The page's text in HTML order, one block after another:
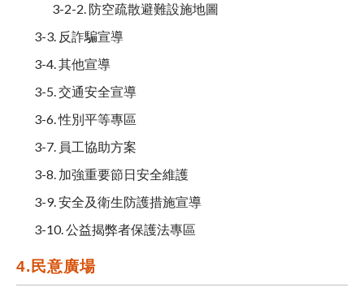
3-2-2. 防空疏散避難設施地圖
3-3. 反詐騙宣導
3-4. 其他宣導
3-5. 交通安全宣導
3-6. 性別平等專區
3-7. 員工協助方案
3-8. 加強重要節日安全維護
3-9. 安全及衛生防護措施宣導
3-10. 公益揭弊者保護法專區
4.民意廣場